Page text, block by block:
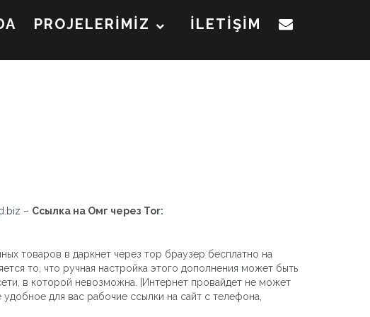
PROJELERİMİZ İLETİŞİM
– Ссылка на Омг через Tor:
товаров в даркнет через тор браузер бесплатно на
то, что ручная настройка этого дополнения может быть
в которой невозможна. |Интернет провайдет не может
для вас рабочие ссылки на сайт с телефона,